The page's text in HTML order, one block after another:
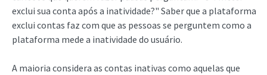
exclui sua conta após a inatividade?" Saber que a plataforma
exclui contas faz com que as pessoas se perguntem como a
plataforma mede a inatividade do usuário.
A maioria considera as contas inativas como aquelas que